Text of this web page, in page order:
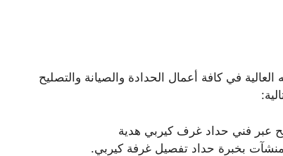
في كافة أعمال الحدادة والصيانة والتصليح
عبر فني حداد غرف كيربي هدية
بخبرة حداد تفصيل غرفة كيربي.